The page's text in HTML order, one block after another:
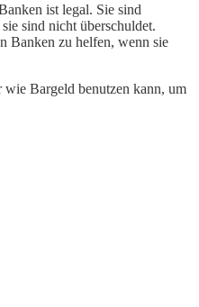
ist legal. Sie sind
sind nicht überschuldet.
Banken zu helfen, wenn sie
wie Bargeld benutzen kann, um